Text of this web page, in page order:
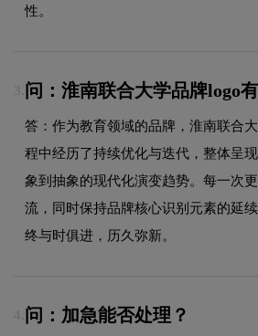
性。
3. 问：淮南联合大学品牌logo
答：作为教育领域的品牌，淮南联合
程中经历了持续优化与迭代，整体呈
象到抽象的现代化演变趋势。每一次
流，同时保持品牌核心识别元素的延
终与时俱进，历久弥新。
4. 问：加急能否处理？